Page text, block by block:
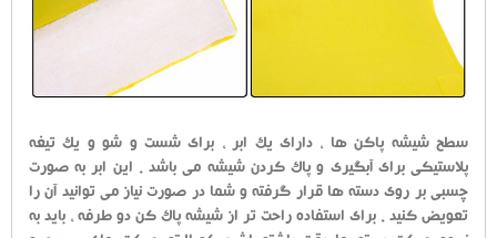
سطح شیشه پاکن ها ، دارای یک ابر ، برای شست و شو و یک تیغه
پلاستیکی برای آبگیری و پاک کردن شیشه می باشد . این ابر به صورت
چسبی بر روی دسته ها قرار گرفته و شما در صورت نیاز می توانید آن را
تعویض کنید . برای استفاده راحت تر از شیشه پاک کن دو طرفه ، باید به